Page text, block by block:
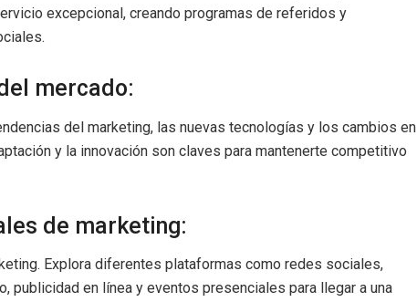
excepcional, creando programas de referidos y
mercado:
del marketing, las nuevas tecnologías y los cambios en
y la innovación son claves para mantenerte competitivo
de marketing:
Explora diferentes plataformas como redes sociales,
publicidad en línea y eventos presenciales para llegar a una